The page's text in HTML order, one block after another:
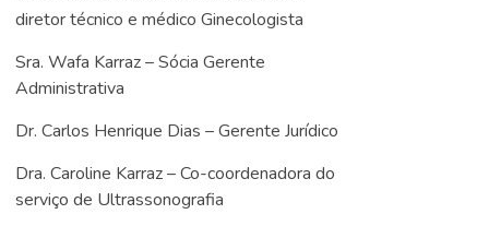
diretor técnico e médico Ginecologista
Sra. Wafa Karraz – Sócia Gerente
Administrativa
Dr. Carlos Henrique Dias – Gerente Jurídico
Dra. Caroline Karraz – Co-coordenadora do
serviço de Ultrassonografia